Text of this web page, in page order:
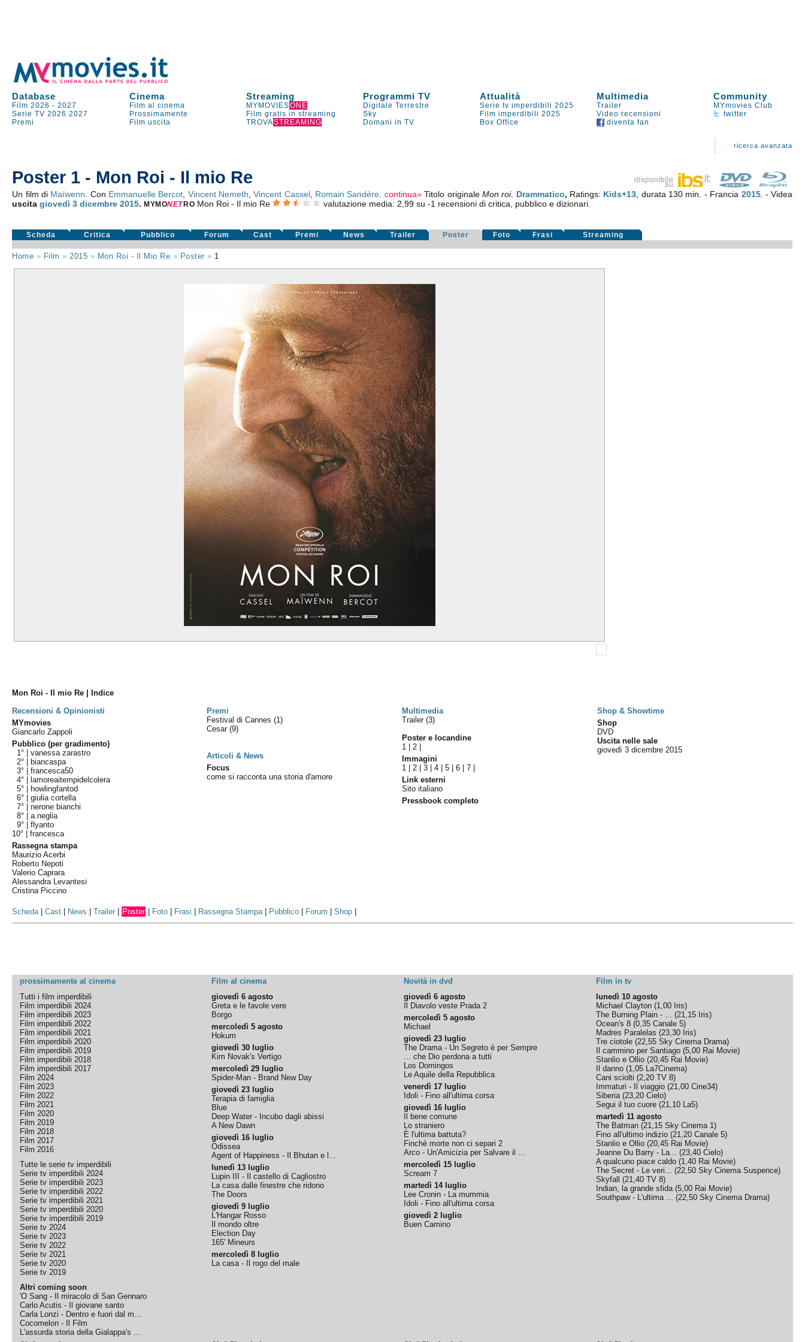
Database Cinema Streaming Programmi TV Attualità Multimedia Community
Film 2026 -2027 Film al cinema MYMOVIESONE Digitale Terrestre Serie tv imperdibili 2025 Trailer
MYmovies Club
Serie TV 2026 2027 Prossimamente Film gratis in streaming Sky Film imperdibili 2025 Video recensioni
twitter
Premi
Film uscita TROVASTREAMING Domani in TV Box Office diventa fan
ricerca avanzata
Poster 1 - Mon Roi - Il mio Re
Un film di Maïwenn . Con Emmanuelle Bercot Vincent Nemeth ,Vincent Cassel, Romain Sandère continua» Titolo originale Mon roi. Drammatico, Ratings: Kids+13 , durata 130 min. - Francia 2015. - Videa
uscitagiovedì 3 dicembre 2015.MYMONET RO Mon Roi - Il mio Re valutazione media: 2,99 su -1 recensioni di critica, pubblico e dizionari.
Scheda Critica Pubblico Forum Cast Premi News Trailer Poster Foto Frasi Streaming
Home » Film » 2015 » Mon Roi - Il Mio Re » Poster » 1
Mon Roi - Il mio Re | Indice
Recensioni & Opinionisti
Premi Multimedia
Shop & Showtime
MYmovies
Giancarlo Zappoli
Pubblico (per gradimento)
1° |vanessa zarastro
2° |
biancaspa
3° |francesca50
4° |
lamoreaitempidelcolera
5° |
howlingfantod
6° |giulia cortella
7° |nerone bianchi
8° |a.neglia
9° |flyanto
10° |francesca
Rassegna stampa
Maurizio Acerbi
Roberto Nepoti
Valerio Caprara
Alessandra Levantesi
Cristina Piccino
Festival di Cannes(1)
Cesar(9)
Articoli & News
Focus
come si racconta una storia d'amore
Trailer (3)
Poster e locandine
1 |2
Immagini
1 |2 |3 |4 |5 |6 |7
Link esterni
Sito italiano
Pressbook completo
Shop
DVD
Uscita nelle sale
giovedì 3 dicembre 2015
Scheda|Cast News |Trailer Poster Foto Frasi Rassegna Stampa| Pubblico Forum |Shop
prossimamente al cinema Film al cinema Novità in dvd
Film in tv
Tutti i film imperdibili
Film imperdibili 2024
Film imperdibili 2023
Film imperdibili 2022
Film imperdibili 2021
Film imperdibili 2020
Film imperdibili 2019
Film imperdibili 2018
Film imperdibili 2017
Film 2024
Film 2023
Film 2022
Film 2021
Film 2020
Film 2019
Film 2018
Film 2017
Film 2016
Tutte le serie tv imperdibili
Serie tv imperdibili 2024
Serie tv imperdibili 2023
Serie tv imperdibili 2022
Serie tv imperdibili 2021
Serie tv imperdibili 2020
Serie tv imperdibili 2019
Serie tv 2024
Serie tv 2023
Serie tv 2022
Serie tv 2021
Serie tv 2020
Serie tv 2019
Altri coming soon
'O Sang - Il miracolo di San Gennaro
Carlo Acutis - Il giovane santo
Carla Lonzi - Dentro e fuori dal m...
Cocomelon - Il Film
L'assurda storia della Gialappa's ...
giovedì 6 agosto
Greta e le favole vere
Borgo
mercoledì 5 agosto
Hokum
giovedì 30 luglio
Kim Novak's Vertigo
mercoledì 29 luglio
Spider-Man - Brand New Day
giovedì 23 luglio
Terapia di famiglia
Blue
Deep Water - Incubo dagli abissi
A New Dawn
giovedì 16 luglio
Odissea
Agent of Happiness - Il Bhutan e l...
lunedì 13 luglio
Lupin III - Il castello di Cagliostro
La casa dalle finestre che ridono
The Doors
giovedì 9 luglio
L'Hangar Rosso
Il mondo oltre
Election Day
165' Mineurs
mercoledì 8 luglio
La casa - Il rogo del male
giovedì 6 agosto
Il Diavolo veste Prada 2
mercoledì 5 agosto
Michael
giovedì 23 luglio
The Drama - Un Segreto è per Sempre
... che Dio perdona a tutti
Los Domingos
Le Aquile della Repubblica
venerdì 17 luglio
Idoli - Fino all'ultima corsa
giovedì 16 luglio
Il bene comune
Lo straniero
È l'ultima battuta?
Finchè morte non ci separi 2
Arco - Un'Amicizia per Salvare il ...
mercoledì 15 luglio
Scream 7
martedì 14 luglio
Lee Cronin - La mummia
Idoli - Fino all'ultima corsa
giovedì 2 luglio
Buen Camino
lunedì 10 agosto
Michael Clayton (1,00 Iris)
The Burning Plain - ... (21,15 Iris)
Ocean's 8 (0,35 Canale 5)
Madres Paralelas (23,30 Iris)
Tre ciotole (22,55 Sky Cinema Drama)
Il cammino per Santiago (5,00 Rai Movie)
Stanlio e Ollio (20,45 Rai Movie)
Il danno (1,05 La7Cinema)
Cani sciolti (2,20 TV 8)
Immaturi - Il viaggio (21,00 Cine34)
Siberia(23,20 Cielo)
Segui il tuo cuore (21,10 La5)
martedì 11 agosto
The Batman (21,15 Sky Cinema 1)
Fino all'ultimo indizio (21,20 Canale 5)
Stanlio e Ollio (20,45 Rai Movie)
Jeanne Du Barry - La... (23,40 Cielo)
A qualcuno piace caldo (1,40 Rai Movie)
The Secret - Le veri... (22,50 Sky Cinema Suspence)
Skyfall (21,40 TV 8)
Indian, la grande sfida(5,00 Rai Movie)
Southpaw - L'ultima ... (22,50 Sky Cinema Drama)